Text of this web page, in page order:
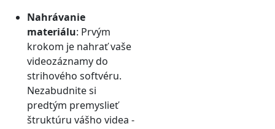
Nahrávanie
materiálu: Prvým
krokom je nahrať vaše
videozáznamy do
strihového softvéru.
Nezabudnite si
predtým premyslieť
štruktúru vášho videa -